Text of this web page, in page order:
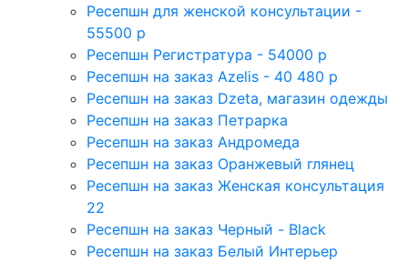
Ресепшн для женской консультации -
55500 р
Ресепшн Регистратура - 54000 р
Ресепшн на заказ Azelis - 40 480 р
Ресепшн на заказ Dzeta, магазин одежды
Ресепшн на заказ Петрарка
Ресепшн на заказ Андромеда
Ресепшн на заказ Оранжевый глянец
Ресепшн на заказ Женская консультация
22
Ресепшн на заказ Черный - Black
Ресепшн на заказ Белый Интерьер